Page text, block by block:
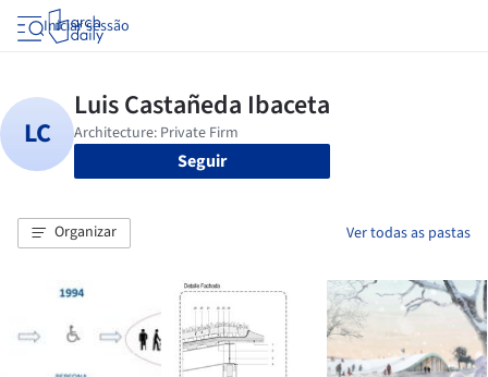
Iniciar sessão
Seguir
Organizar Ver todas as pastas